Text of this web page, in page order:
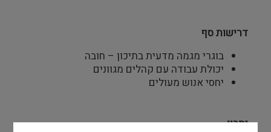
דרישות סף
בוגרי מגמה מדעית בתיכון – חובה
יכולת עבודה עם קהלים מגוונים
יחסי אנוש מעולים
יתרון